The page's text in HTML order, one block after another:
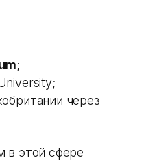
;
через
этой сфере